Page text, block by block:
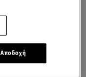
Αποδοχή